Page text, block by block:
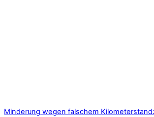
Minderung wegen falschem